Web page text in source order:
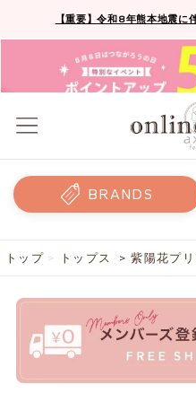
【重要】令和8年熊本地震に
BRANDS
トップ > トップス > 紫陽花プ